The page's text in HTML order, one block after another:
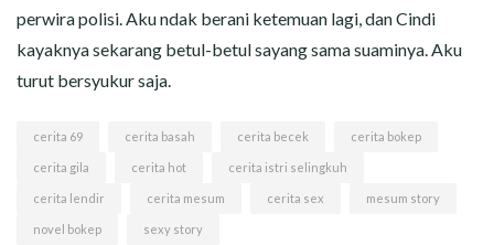
perwira polisi. Aku ndak berani ketemuan lagi, dan Cindi
kayaknya sekarang betul-betul sayang sama suaminya. Aku
turut bersyukur saja.
cerita 69 cerita basah cerita becek cerita bokep
cerita gila cerita hot cerita istri selingkuh
cerita lendir cerita mesum cerita sex mesum story
novel bokep sexy story